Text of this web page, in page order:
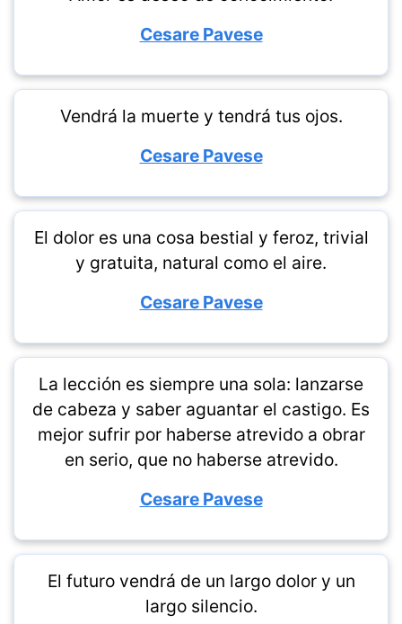
Cesare Pavese
Vendrá la muerte y tendrá tus ojos.
Cesare Pavese
El dolor es una cosa bestial y feroz, trivial
y gratuita, natural como el aire.
Cesare Pavese
La lección es siempre una sola: lanzarse
de cabeza y saber aguantar el castigo. Es
mejor sufrir por haberse atrevido a obrar
en serio, que no haberse atrevido.
Cesare Pavese
El futuro vendrá de un largo dolor y un
largo silencio.